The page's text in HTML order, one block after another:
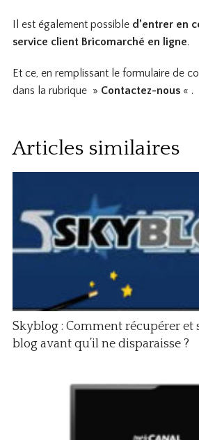
Il est également possible d’entrer en
service client Bricomarché en ligne.
Et ce, en remplissant le formulaire de
dans la rubrique » Contactez-nous« .
Articles similaires
Skyblog : Comment récupérer et
blog avant qu’il ne disparaisse ?